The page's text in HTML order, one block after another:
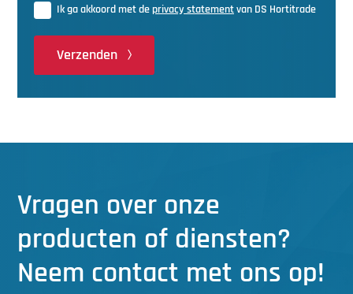
Ik ga akkoord met deprivacy statementvan DS Hortitrade
Verzenden
Vragen over onze
producten of diensten?
Neem contact met ons op!